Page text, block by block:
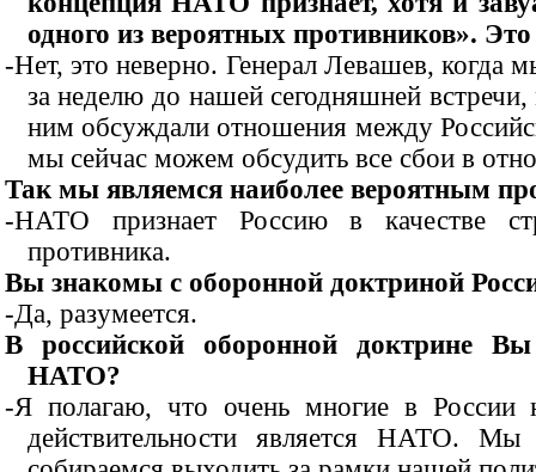
одного из вероятных противников».
-Нет, это неверно. Генерал Левашев, когда
за неделю до нашей сегодняшней
ним обсуждали отношения между
мы сейчас можем обсудить все сбои в
Так мы являемся наиболее вероятным
-НАТО признает Россию в качестве
противника.
Вы знакомы с оборонной доктриной
-Да, разумеется.
В российской оборонной доктрине
НАТО?
-Я полагаю, что очень многие в
действительности является НАТО.